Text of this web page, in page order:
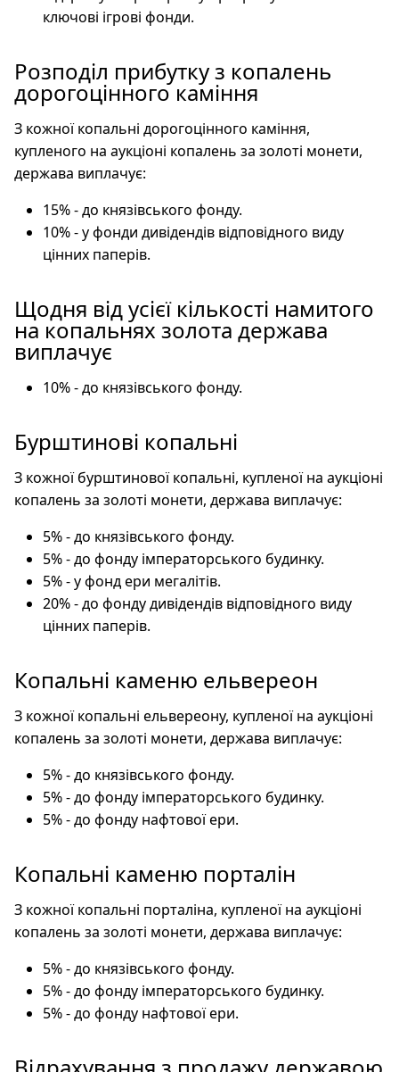
ключові ігрові фонди.
Розподіл прибутку з копалень
дорогоцінного каміння
З кожної копальні дорогоцінного каміння,
купленого на аукціоні копалень за золоті монети,
держава виплачує:
15% - до князівського фонду.
10% - у фонди дивідендів відповідного виду
цінних паперів.
Щодня від усієї кількості намитого
на копальнях золота держава
виплачує
10% - до князівського фонду.
Бурштинові копальні
З кожної бурштинової копальні, купленої на аукціоні
копалень за золоті монети, держава виплачує:
5% - до князівського фонду.
5% - до фонду імператорського будинку.
5% - у фонд ери мегалітів.
20% - до фонду дивідендів відповідного виду
цінних паперів.
Копальні каменю ельвереон
З кожної копальні ельвереону, купленої на аукціоні
копалень за золоті монети, держава виплачує:
5% - до князівського фонду.
5% - до фонду імператорського будинку.
5% - до фонду нафтової ери.
Копальні каменю порталін
З кожної копальні порталіна, купленої на аукціоні
копалень за золоті монети, держава виплачує:
5% - до князівського фонду.
5% - до фонду імператорського будинку.
5% - до фонду нафтової ери.